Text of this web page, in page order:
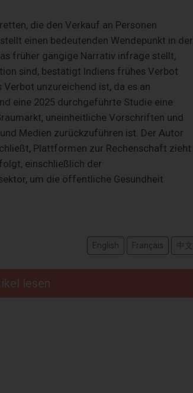
die den Verkauf an Personen
einen bedeutenden Wendepunkt in der
früher gängige Narrativ infrage stellt,
sind, bestätigt Indiens frühes Verbot
unzureichend ist, da es an
eine 2025 durchgeführte Studie eine
uneinheitliche Vorschriften und
Medien zurückzuführen ist. Der Autor
Plattformen zur Rechenschaft zieht
einschließlich der
um die öffentliche Gesundheit
English Français 中文
lesen